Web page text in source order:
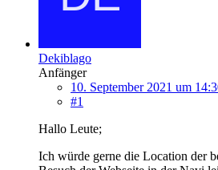
Dekiblago
Anfänger
10. September 2021 um
#1
Hallo Leute;
Ich würde gerne die Location der